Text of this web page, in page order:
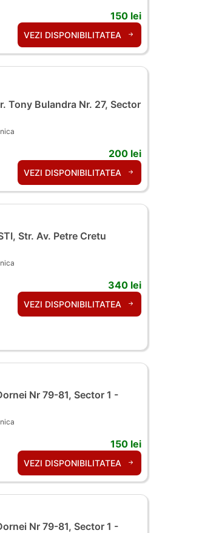
150 lei
VEZI DISPONIBILITATEA
Tony Bulandra Nr. 27, Sector
200 lei
VEZI DISPONIBILITATEA
Str. Av. Petre Cretu
340 lei
VEZI DISPONIBILITATEA
Nr 79-81, Sector 1 -
150 lei
VEZI DISPONIBILITATEA
Nr 79-81, Sector 1 -